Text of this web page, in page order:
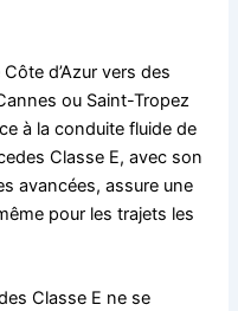
d’Azur vers des
ou Saint-Tropez
à la conduite fluide de
Classe E, avec son
avancées, assure une
pour les trajets les
Classe E ne se